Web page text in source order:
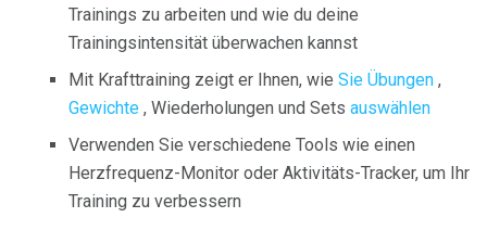
Trainings zu arbeiten und wie du deine
Trainingsintensität überwachen kannst
Mit Krafttraining zeigt er Ihnen, wie Sie Übungen ,
Gewichte , Wiederholungen und Sets auswählen
Verwenden Sie verschiedene Tools wie einen
Herzfrequenz-Monitor oder Aktivitäts-Tracker, um Ihr
Training zu verbessern